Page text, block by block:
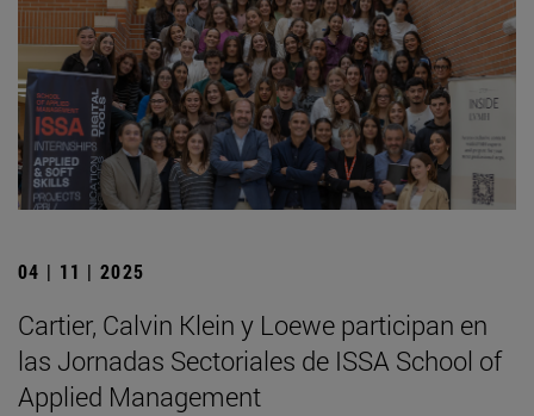
04 | 11 | 2025
Cartier, Calvin Klein y Loewe participan en
las Jornadas Sectoriales de ISSA School of
Applied Management